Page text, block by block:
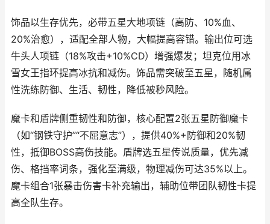
饰品以生存优先，必带五星大地项链（高防、10%血、
20%治愈），适配全部人物，大幅提高容错。输出位可选
牛头人项链（18%攻击+10%CD）增强爆发；坦克位用冰
雪女王指环提高冰抗和减伤。饰品需突破至五星，随机属
性洗练防御、生活、韧性，降低被秒风险。
魔卡和盾牌侧重韧性和防御，核心配置2张五星防御魔卡
（如“钢铁守护”“不屈意志”），提供40%+防御和20%韧
性，抵御BOSS高伤技能。盾牌选五星传说质量，优先减
伤、格挡率词条，强化至满级，物理减伤可达35%以上。
魔卡组合1张暴击伤害卡补充输出，辅助位带团队韧性卡提
高全队生存。